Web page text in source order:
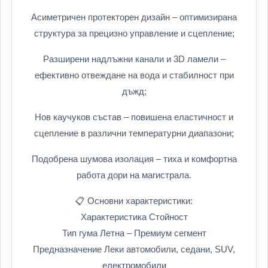
Асиметричен протекторен дизайн – оптимизирана
структура за прецизно управление и сцепление;
Разширени надлъжни канали и 3D ламели –
ефективно отвеждане на вода и стабилност при
дъжд;
Нов каучуков състав – повишена еластичност и
сцепление в различни температурни диапазони;
Подобрена шумова изолация – тиха и комфортна
работа дори на магистрала.
📋 Основни характеристики:
Характеристика Стойност
Тип гума Летна – Премиум сегмент
Предназначение Леки автомобили, седани, SUV,
електромобили